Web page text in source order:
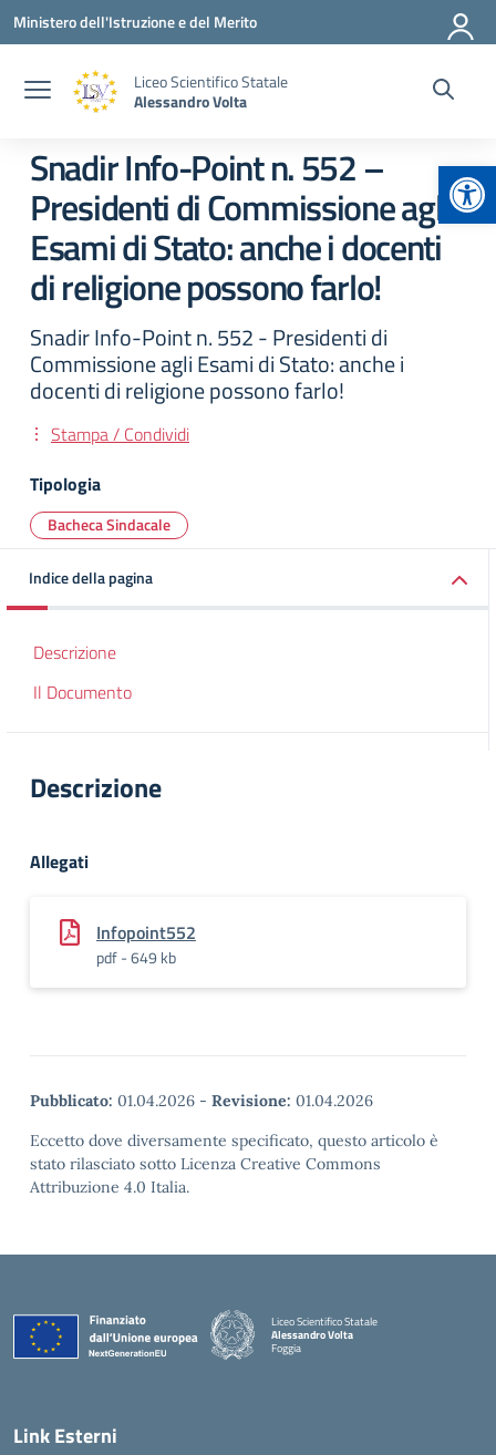
Vai ai contenuti
Vai al menu di navigazione
Vai al footer
Ministero dell'Istruzione e del Merito
Liceo Scientifico Statale
Alessandro Volta
Snadir Info-Point n. 552 –
Presidenti di Commissione agli
Esami di Stato: anche i docenti
di religione possono farlo!
Snadir Info-Point n. 552 - Presidenti di
Commissione agli Esami di Stato: anche i
docenti di religione possono farlo!
Stampa / Condividi
Tipologia
Bacheca Sindacale
Indice della pagina
Descrizione
Il Documento
Descrizione
Allegati
Infopoint552
pdf - 649 kb
Pubblicato: 01.04.2026 - Revisione: 01.04.2026
Eccetto dove diversamente specificato, questo articolo è
stato rilasciato sotto Licenza Creative Commons
Attribuzione 4.0 Italia.
Liceo Scientifico Statale
Alessandro Volta
Foggia
— Visita la pagina iniziale della scuola
Link Esterni